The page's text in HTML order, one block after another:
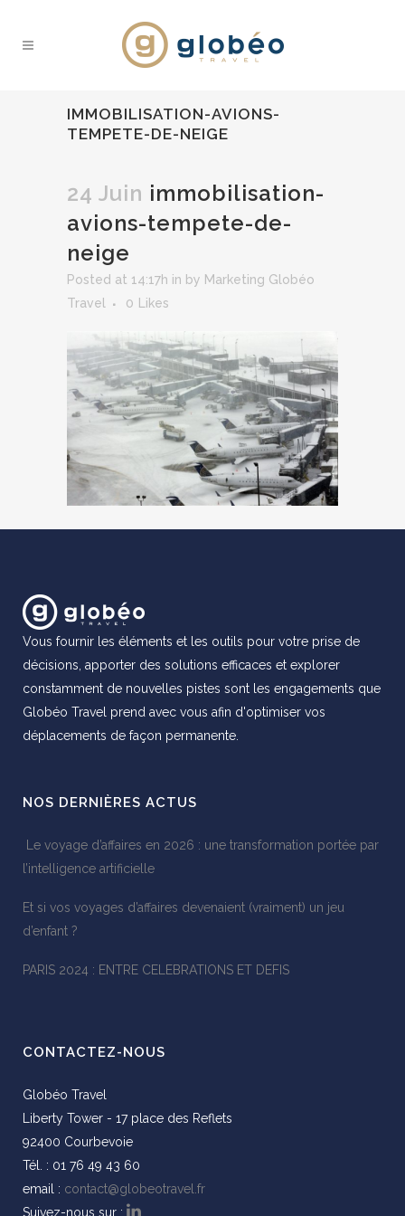
IMMOBILISATION-AVIONS-
TEMPETE-DE-NEIGE
24 Juin immobilisation-
avions-tempete-de-
neige
Posted at 14:17h in by Marketing Globéo
Travel
0 Likes
Vous fournir les éléments et les outils pour votre prise de
décisions, apporter des solutions efficaces et explorer
constamment de nouvelles pistes sont les engagements que
Globéo Travel prend avec vous afin d'optimiser vos
déplacements de façon permanente.
NOS DERNIÈRES ACTUS
Le voyage d’affaires en 2026 : une transformation portée par
l’intelligence artificielle
Et si vos voyages d’affaires devenaient (vraiment) un jeu
d’enfant ?
PARIS 2024 : ENTRE CELEBRATIONS ET DEFIS
CONTACTEZ-NOUS
Globéo Travel
Liberty Tower - 17 place des Reflets
92400 Courbevoie
Tél. : 01 76 49 43 60
email : contact@globeotravel.fr
Suivez-nous sur :